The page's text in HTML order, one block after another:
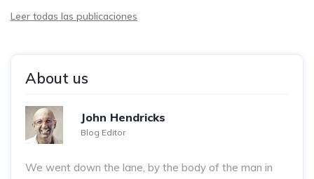
Leer todas las publicaciones
About us
John Hendricks
Blog Editor
We went down the lane, by the body of the man in